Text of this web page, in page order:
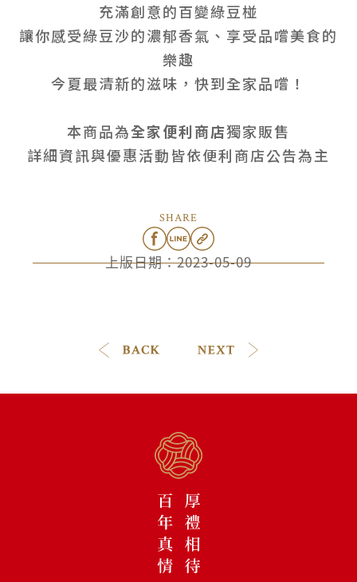
充滿創意的百變綠豆椪
讓你感受綠豆沙的濃郁香氣、享受品嚐美食的
樂趣
今夏最清新的滋味，快到全家品嚐！
本商品為全家便利商店獨家販售
詳細資訊與優惠活動皆依便利商店公告為主
上版日期：2023-05-09
SHARE